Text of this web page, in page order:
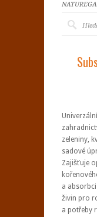
zeleniny,
sadové
Zajišťuje
a
živin pro
a potřeby